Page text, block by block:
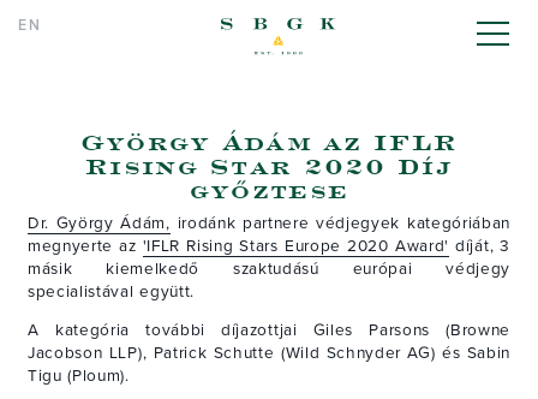
EN SBGK - ügyvédek,
György Ádám az IFLR
Rising Star 2020 Díj
győztese
Dr. György Ádám, irodánk partnere védjegyek kategóriában
megnyerte az 'IFLR Rising Stars Europe 2020 Award' díját, 3
másik kiemelkedő szaktudású európai védjegy
specialistával együtt.
A kategória további díjazottjai Giles Parsons (Browne
Jacobson LLP), Patrick Schutte (Wild Schnyder AG) és Sabin
Tigu (Ploum).